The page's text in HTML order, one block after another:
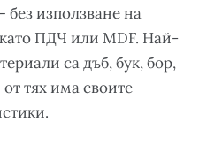
без използване на
ПДЧ или MDF. Най-
са дъб, бук, бор,
тях има своите